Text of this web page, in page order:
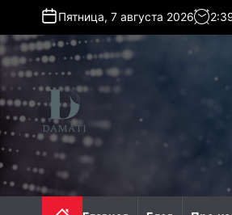
p
o
o
n
t
e
Пятница, 7 августа 2026 2:
a